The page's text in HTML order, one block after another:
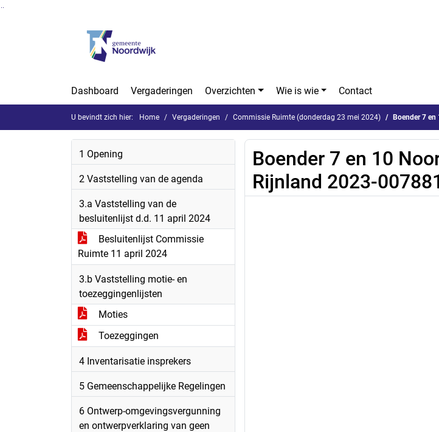
Dashboard Vergaderingen Overzichten Wie is wie Contact
U bevindt zich hier: Home Vergaderingen Commissie Ruimte (donderdag 23 mei 2024) Boender 7
1 Opening
2 Vaststelling van de agenda
3.a Vaststelling van de
besluitenlijst d.d. 11 april 2024
Besluitenlijst Commissie
Ruimte 11 april 2024
3.b Vaststelling motie- en
toezeggingenlijsten
Moties
Toezeggingen
4 Inventarisatie insprekers
5 Gemeenschappelijke Regelingen
6 Ontwerp-omgevingsvergunning
en ontwerpverklaring van geen
Boender 7 en 10
Rijnland 2023-007881